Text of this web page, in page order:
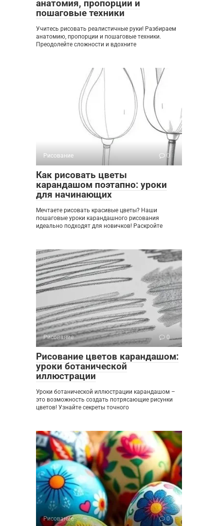
анатомия, пропорции и
пошаговые техники
Учитесь рисовать реалистичные руки! Разбираем
анатомию, пропорции и пошаговые техники.
Преодолейте сложности и вдохните
Рисование 0
Как рисовать цветы
карандашом поэтапно: уроки
для начинающих
Мечтаете рисовать красивые цветы? Наши
пошаговые уроки карандашного рисования
идеально подходят для новичков! Раскройте
Рисование 0
Рисование цветов карандашом:
уроки ботанической
иллюстрации
Уроки ботанической иллюстрации карандашом –
это возможность создать потрясающие рисунки
цветов! Узнайте секреты точного
Рисование 0